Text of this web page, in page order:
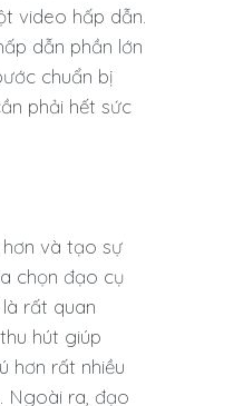
video hấp dẫn.
dẫn phần lớn
chuẩn bị
phải hết sức
và tạo sự
chọn đạo cụ
rất quan
hút giúp
hơn rất nhiều
Ngoài ra, đạo